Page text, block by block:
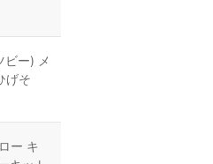
ー) メ
げそ
ー キ